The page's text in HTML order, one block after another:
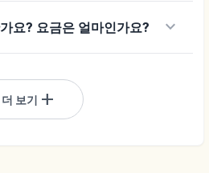
요? 요금은 얼마인가요? keyboard_arrow_down
더 보기 add